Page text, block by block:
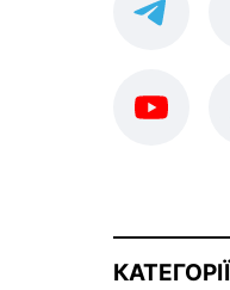
КАТЕГОРІЇ